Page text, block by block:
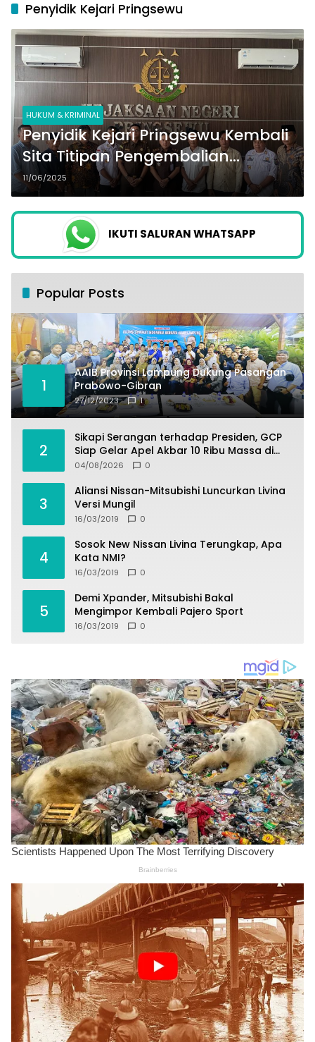
Penyidik Kejari Pringsewu
HUKUM & KRIMINAL
Penyidik Kejari Pringsewu Kembali
Sita Titipan Pengembalian
Kerugian Negara Dugaan Korupsi
Bimtek 2024, Total Capai Rp563
Juta
11/06/2025
IKUTI SALURAN WHATSAPP
Popular Posts
1
AAIB Provinsi Lampung Dukung Pasangan
Prabowo-Gibran
27/12/2023 1
2
Sikapi Serangan terhadap Presiden, GCP
Siap Gelar Apel Akbar 10 Ribu Massa di
Sukabumi.
04/08/2026 0
3
Aliansi Nissan-Mitsubishi Luncurkan Livina
Versi Mungil
16/03/2019 0
4
Sosok New Nissan Livina Terungkap, Apa
Kata NMI?
16/03/2019 0
5
Demi Xpander, Mitsubishi Bakal
Mengimpor Kembali Pajero Sport
16/03/2019 0